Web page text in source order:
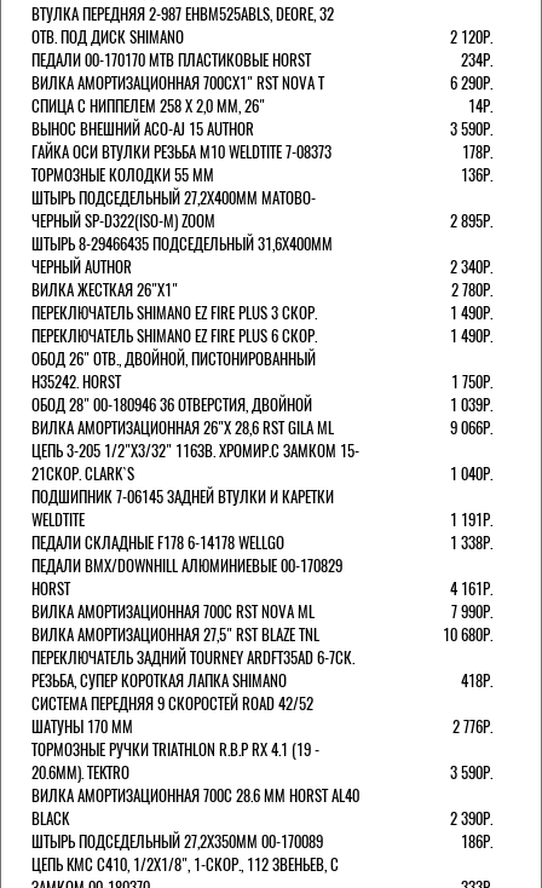
ВТУЛКА ПЕРЕДНЯЯ 2-987 EHBM525ABLS, DEORE, 32
ОТВ. ПОД ДИСК SHIMANO
2 120Р.
ПЕДАЛИ 00-170170 МТВ ПЛАСТИКОВЫЕ HORST
234Р.
ВИЛКА АМОРТИЗАЦИОННАЯ 700СХ1" RST NOVA T
6 290Р.
СПИЦА С НИППЕЛЕМ 258 Х 2,0 ММ, 26"
14Р.
ВЫНОС ВНЕШНИЙ ACO-AJ 15 AUTHOR
3 590Р.
ГАЙКА ОСИ ВТУЛКИ РЕЗЬБА М10 WELDTITE 7-08373
178Р.
ТОРМОЗНЫЕ КОЛОДКИ 55 ММ
136Р.
ШТЫРЬ ПОДСЕДЕЛЬНЫЙ 27,2Х400ММ МАТОВО-
ЧЕРНЫЙ SP-D322(ISO-M) ZOOM
2 895Р.
ШТЫРЬ 8-29466435 ПОДСЕДЕЛЬНЫЙ 31,6X400ММ
ЧЕРНЫЙ AUTHOR
2 340Р.
ВИЛКА ЖЕСТКАЯ 26"Х1"
2 780Р.
ПЕРЕКЛЮЧАТЕЛЬ SHIMANO EZ FIRE PLUS 3 СКОР.
1 490Р.
ПЕРЕКЛЮЧАТЕЛЬ SHIMANO EZ FIRE PLUS 6 СКОР.
1 490Р.
ОБОД 26" ОТВ., ДВОЙНОЙ, ПИСТОНИРОВАННЫЙ
H35242. HORST
1 750Р.
ОБОД 28" 00-180946 36 ОТВЕРСТИЯ, ДВОЙНОЙ
1 039Р.
ВИЛКА АМОРТИЗАЦИОННАЯ 26"Х 28,6 RST GILA ML
9 066Р.
ЦЕПЬ 3-205 1/2"X3/32" 116ЗВ. ХРОМИР.С ЗАМКОМ 15-
21СКОР. CLARK`S
1 040Р.
ПОДШИПНИК 7-06145 ЗАДНЕЙ ВТУЛКИ И КАРЕТКИ
WELDTITE
1 191Р.
ПЕДАЛИ СКЛАДНЫЕ F178 6-14178 WELLGO
1 338Р.
ПЕДАЛИ BMX/DOWNHILL АЛЮМИНИЕВЫЕ 00-170829
HORST
4 161Р.
ВИЛКА АМОРТИЗАЦИОННАЯ 700С RST NOVA ML
7 990Р.
ВИЛКА АМОРТИЗАЦИОННАЯ 27,5" RST BLAZE TNL
10 680Р.
ПЕРЕКЛЮЧАТЕЛЬ ЗАДНИЙ TOURNEY ARDFT35AD 6-7СК.
РЕЗЬБА, СУПЕР КОРОТКАЯ ЛАПКА SHIMANO
418Р.
СИСТЕМА ПЕРЕДНЯЯ 9 СКОРОСТЕЙ ROAD 42/52
ШАТУНЫ 170 ММ
2 776Р.
ТОРМОЗНЫЕ РУЧКИ TRIATHLON R.B.P RX 4.1 (19 -
20.6ММ). TEKTRO
3 590Р.
ВИЛКА АМОРТИЗАЦИОННАЯ 700C 28.6 ММ HORST AL40
BLACK
2 390Р.
ШТЫРЬ ПОДСЕДЕЛЬНЫЙ 27,2Х350ММ 00-170089
186Р.
ЦЕПЬ KMC C410, 1/2Х1/8", 1-СКОР., 112 ЗВЕНЬЕВ, С